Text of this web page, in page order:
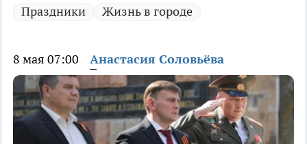
Праздники Жизнь в городе
8 мая 07:00 Анастасия Соловьёва